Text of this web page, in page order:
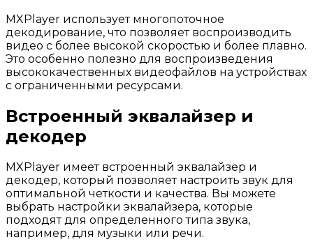
MXPlayer использует многопоточное
декодирование, что позволяет воспроизводить
видео с более высокой скоростью и более плавно.
Это особенно полезно для воспроизведения
высококачественных видеофайлов на устройствах
с ограниченными ресурсами.
Встроенный эквалайзер и
декодер
MXPlayer имеет встроенный эквалайзер и
декодер, который позволяет настроить звук для
оптимальной четкости и качества. Вы можете
выбрать настройки эквалайзера, которые
подходят для определенного типа звука,
например, для музыки или речи.